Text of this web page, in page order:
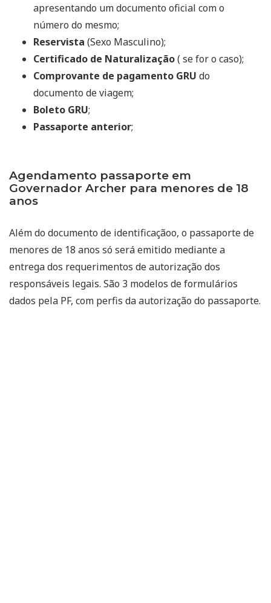
apresentando um documento oficial com o
número do mesmo;
Reservista (Sexo Masculino);
Certificado de Naturalização( se for o caso);
Comprovante de pagamento GRU do
documento de viagem;
Boleto GRU;
Passaporte anterior;
Agendamento passaporte em
Governador Archer para menores de 18
anos
Além do documento de identificaçãoo, o passaporte de
menores de 18 anos só será emitido mediante a
entrega dos requerimentos de autorização dos
responsáveis legais. São 3 modelos de formulários
dados pela PF, com perfis da autorização do passaporte.